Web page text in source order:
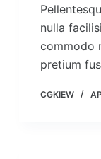
nulla
commodo
pretium
CGKIEW